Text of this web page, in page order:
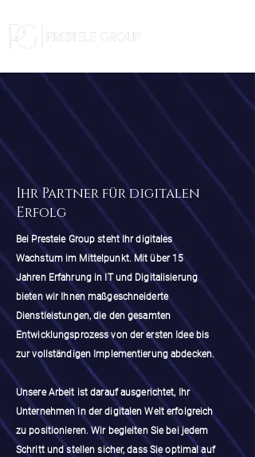
Ihr Partner für digitalen
Erfolg
Bei Prestele Group steht Ihr digitales
Wachstum im Mittelpunkt. Mit über 15
Jahren Erfahrung in IT und Digitalisierung
bieten wir Ihnen maßgeschneiderte
Dienstleistungen, die den gesamten
Entwicklungsprozess von der ersten Idee bis
zur vollständigen Implementierung abdecken.
Unsere Arbeit ist darauf ausgerichtet, Ihr
Unternehmen in der digitalen Welt erfolgreich
zu positionieren. Wir begleiten Sie bei jedem
Schritt und stellen sicher, dass Sie optimal auf